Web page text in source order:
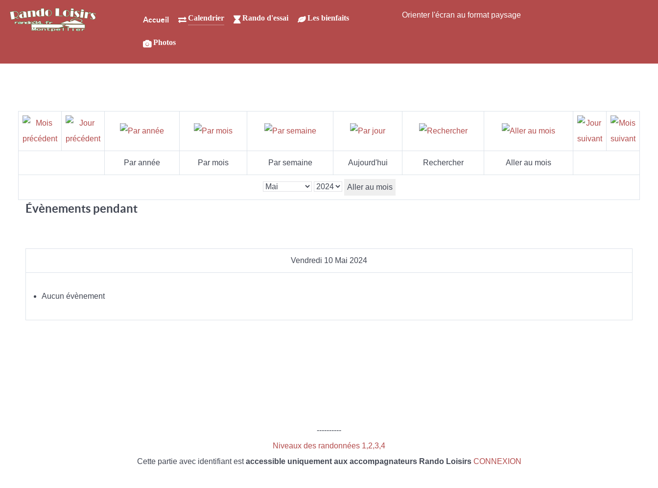
Accueil Calendrier Rando d'essai Les bienfaits
Photos
Orienter l'écran au format paysage
Par année Par mois Par semaine Aujourd'hui Rechercher Aller au mois
Aller au mois
Évènements pendant
Vendredi 10 Mai 2024
Aucun évènement
----------
Niveaux des randonnées 1,2,3,4
Cette partie avec identifiant estaccessible uniquement aux accompagnateurs Rando Loisirs CONNEXION